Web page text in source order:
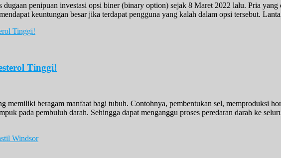
dugaan penipuan investasi opsi biner (binary option) sejak 8 Maret 2022 lalu. Pria
keuntungan besar jika terdapat pengguna yang kalah dalam opsi tersebut.
Tinggi!
memiliki beragam manfaat bagi tubuh. Contohnya, pembentukan sel, memproduksi
pada pembuluh darah. Sehingga dapat menganggu proses peredaran darah ke